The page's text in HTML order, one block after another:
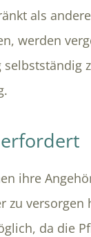
als
werden
ihre
zu
da die